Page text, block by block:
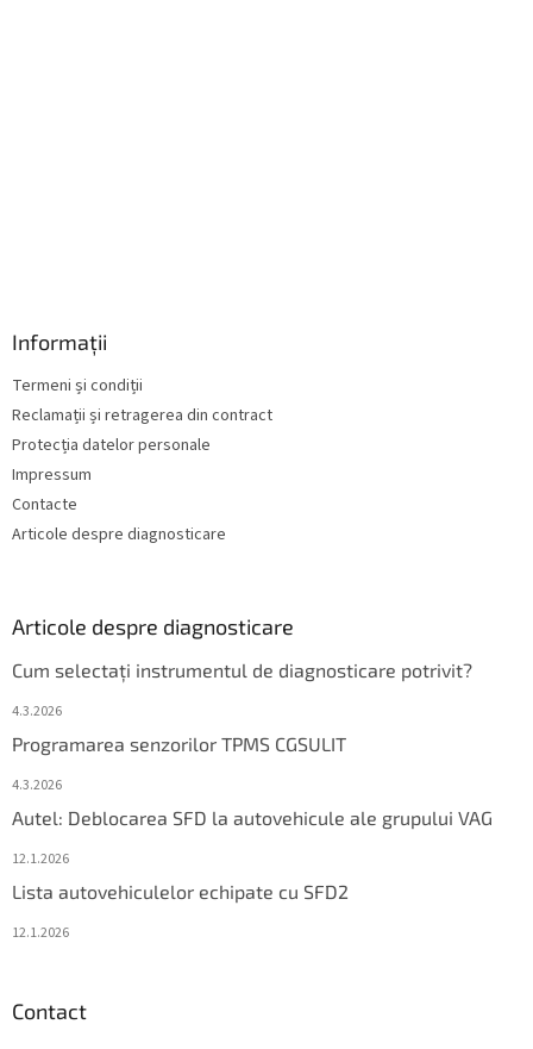
Informații
Termeni și condiții
Reclamații și retragerea din contract
Protecția datelor personale
Impressum
Contacte
Articole despre diagnosticare
Articole despre diagnosticare
Cum selectați instrumentul de diagnosticare potrivit?
4.3.2026
Programarea senzorilor TPMS CGSULIT
4.3.2026
Autel: Deblocarea SFD la autovehicule ale grupului VAG
12.1.2026
Lista autovehiculelor echipate cu SFD2
12.1.2026
Contact